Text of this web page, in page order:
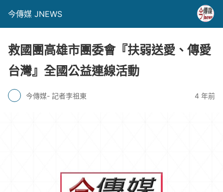
今傳媒 JNEWS
救國團高雄市團委會『扶弱送愛、傳愛
台灣』全國公益連線活動
今傳媒- 記者李祖東 4 年前